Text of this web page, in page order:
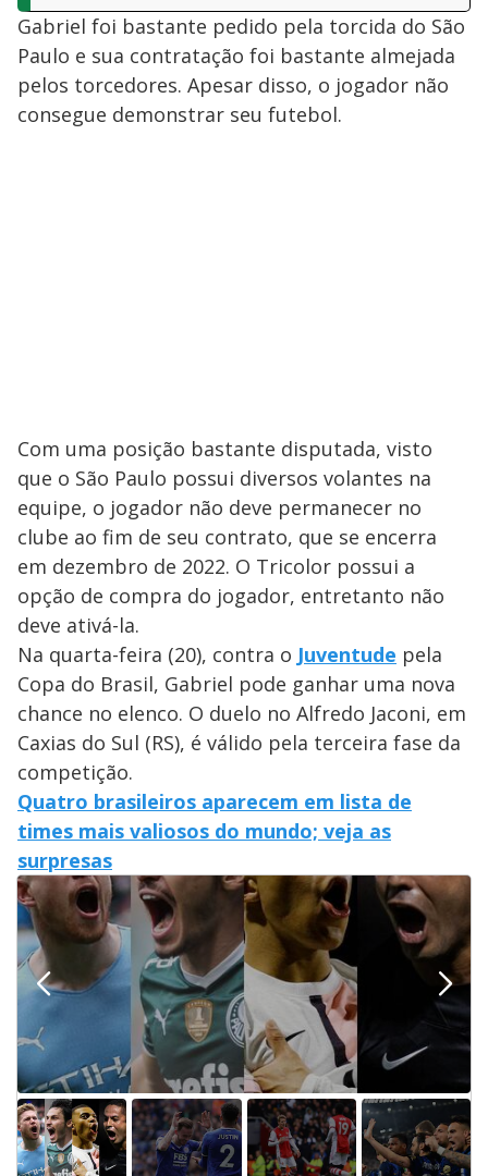
Gabriel foi bastante pedido pela torcida do São
Paulo e sua contratação foi bastante almejada
pelos torcedores. Apesar disso, o jogador não
consegue demonstrar seu futebol.
Com uma posição bastante disputada, visto
que o São Paulo possui diversos volantes na
equipe, o jogador não deve permanecer no
clube ao fim de seu contrato, que se encerra
em dezembro de 2022. O Tricolor possui a
opção de compra do jogador, entretanto não
deve ativá-la.
Na quarta-feira (20), contra o Juventude pela
Copa do Brasil, Gabriel pode ganhar uma nova
chance no elenco. O duelo no Alfredo Jaconi, em
Caxias do Sul (RS), é válido pela terceira fase da
competição.
Quatro brasileiros aparecem em lista de
times mais valiosos do mundo; veja as
surpresas